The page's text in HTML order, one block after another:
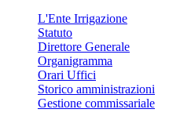
L'Ente Irrigazione
Statuto
Direttore Generale
Organigramma
Orari Uffici
Storico amministrazioni
Gestione commissariale